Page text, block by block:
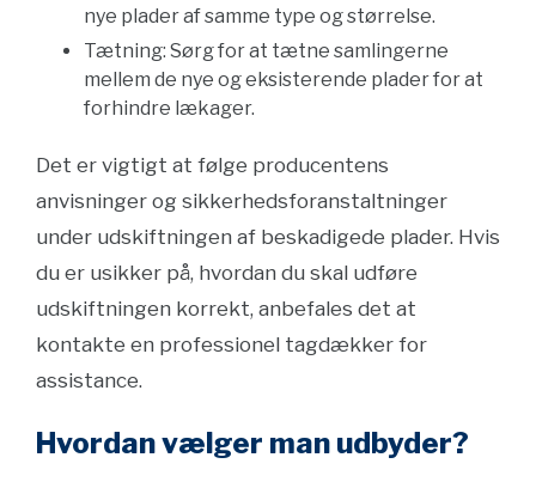
nye plader af samme type og størrelse.
Tætning: Sørg for at tætne samlingerne
mellem de nye og eksisterende plader for at
forhindre lækager.
Det er vigtigt at følge producentens
anvisninger og sikkerhedsforanstaltninger
under udskiftningen af beskadigede plader. Hvis
du er usikker på, hvordan du skal udføre
udskiftningen korrekt, anbefales det at
kontakte en professionel tagdækker for
assistance.
Hvordan vælger man udbyder?